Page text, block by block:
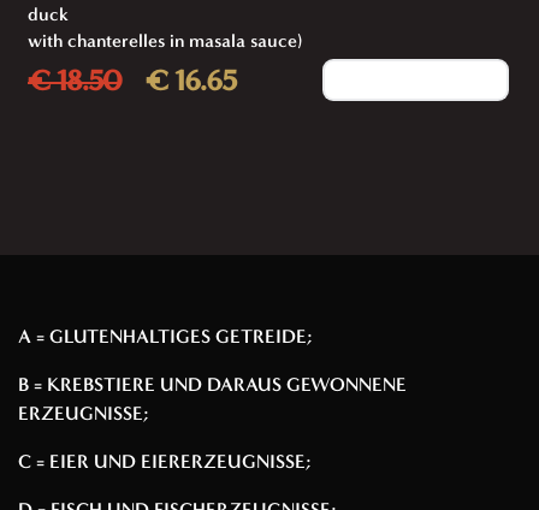
duck
with chanterelles in masala sauce)
€ 18.50 € 16.65
A = GLUTENHALTIGES GETREIDE;
B = KREBSTIERE UND DARAUS GEWONNENE
ERZEUGNISSE;
C = EIER UND EIERERZEUGNISSE;